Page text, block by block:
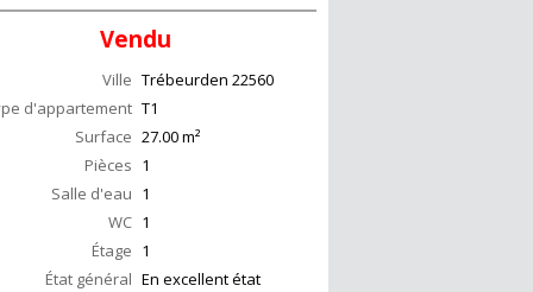
Vendu
Ville Trébeurden 22560
d'appartement T1
Surface 27.00m²
Pièces 1
Salle d'eau 1
WC 1
Étage 1
État général En excellent état